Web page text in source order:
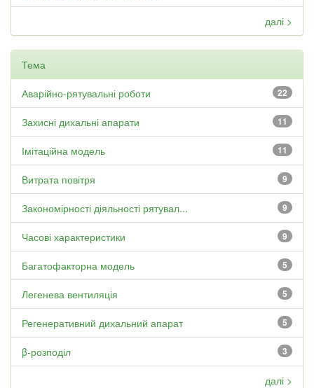
далі >
Тема
22
Аварійно-рятувальні роботи
11
Захисні дихальні апарати
11
Імітаційна модель
9
Витрата повітря
9
Закономірності діяльності рятувал...
9
Часові характеристики
5
Багатофакторна модель
5
Легенева вентиляція
5
Регенеративний дихальний апарат
3
β-розподіл
далі >